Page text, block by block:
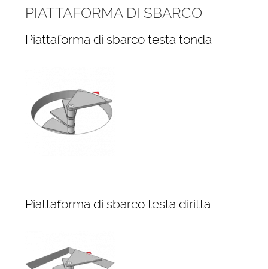
PIATTAFORMA DI SBARCO
Piattaforma di sbarco testa tonda
Piattaforma di sbarco testa diritta